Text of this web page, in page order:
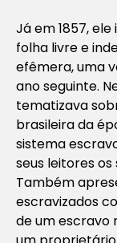
Já em 1857,
folha livre e
efêmera, uma
ano seguinte.
tematizava
brasileira da
sistema
seus leitores
Também
escravizados
de um escravo